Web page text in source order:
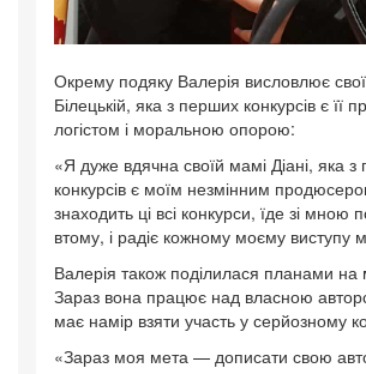
Окрему подяку Валерія висловлює
Білецькій, яка з перших конкурсів є її
логістом і моральною опорою:
«Я дуже вдячна своїй мамі Діані, яка
конкурсів є моїм незмінним
знаходить ці всі конкурси, їде зі мною
втому, і радіє кожному моєму виступу
Валерія також поділилася планами на
Зараз вона працює над власною
має намір взяти участь у серйозному
«Зараз моя мета — дописати свою